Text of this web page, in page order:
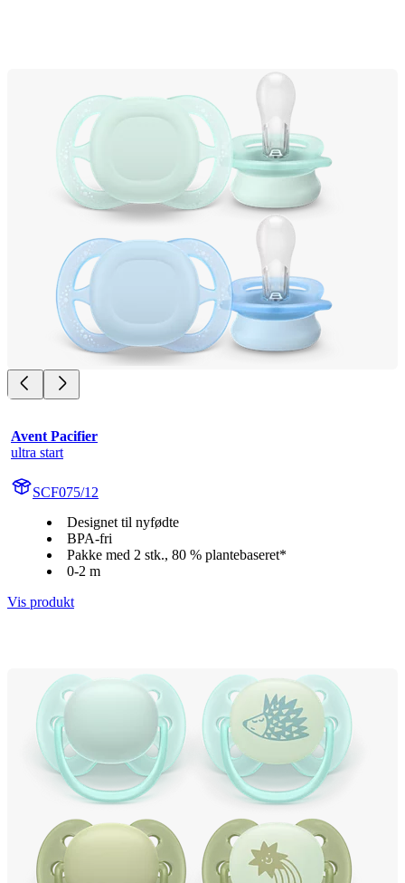
Avent Pacifier
ultra start
SCF075/12
Designet til nyfødte
BPA-fri
Pakke med 2 stk., 80 % plantebaseret*
0-2 m
Vis produkt